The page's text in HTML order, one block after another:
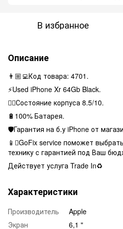
В избранное
Описание
👨🏼‍💻Код товара: 4701.
⚡️Used iPhone Xr 64Gb Black.
👌🏻Состояние корпуса 8.5/10.
🔋100% Батарея.
🛡Гарантия на б.у iPhone от
📱GoFix service поможет
технику с гарантией под Ваш
Действует услуга Trade In♻️
Характеристики
Производитель
Apple
Экран
6,1 "